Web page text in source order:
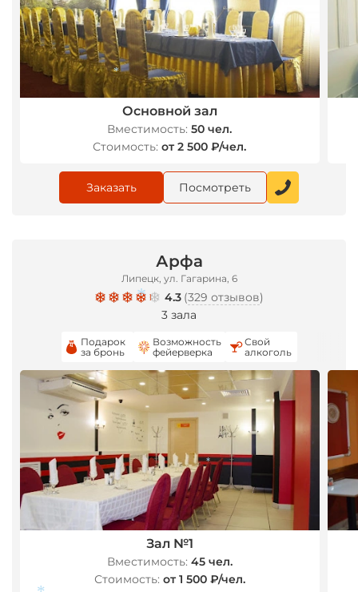
Основной зал
Вместимость: 50 чел.
Стоимость: от 2 500 ₽/чел.
Заказать Посмотреть
Арфа
Липецк, ул. Гагарина, 6
4.3 (329 отзывов)
3 зала
Подарок
за бронь
Возможность
фейерверка
Свой
алкоголь
Зал №1
Вместимость: 45 чел.
Стоимость: от 1 500 ₽/чел.
*
*